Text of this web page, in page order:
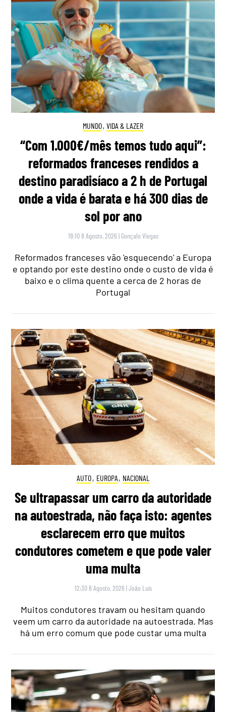
MUNDO, VIDA & LAZER
“Com 1.000€/mês temos tudo aqui”:
reformados franceses rendidos a
destino paradisíaco a 2 h de Portugal
onde a vida é barata e há 300 dias de
sol por ano
18:10 8 Agosto, 2026 | Gonçalo Viegas
Reformados franceses vão 'esquecendo' a Europa
e optando por este destino onde o custo de vida é
baixo e o clima quente a cerca de 2 horas de
Portugal
AUTO, EUROPA, NACIONAL
Se ultrapassar um carro da autoridade
na autoestrada, não faça isto: agentes
esclarecem erro que muitos
condutores cometem e que pode valer
uma multa
12:30 8 Agosto, 2026 |João Luís
Muitos condutores travam ou hesitam quando
veem um carro da autoridade na autoestrada. Mas
há um erro comum que pode custar uma multa